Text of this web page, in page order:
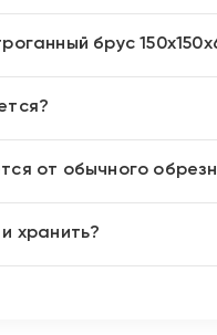
брус
от обычного
хранить?